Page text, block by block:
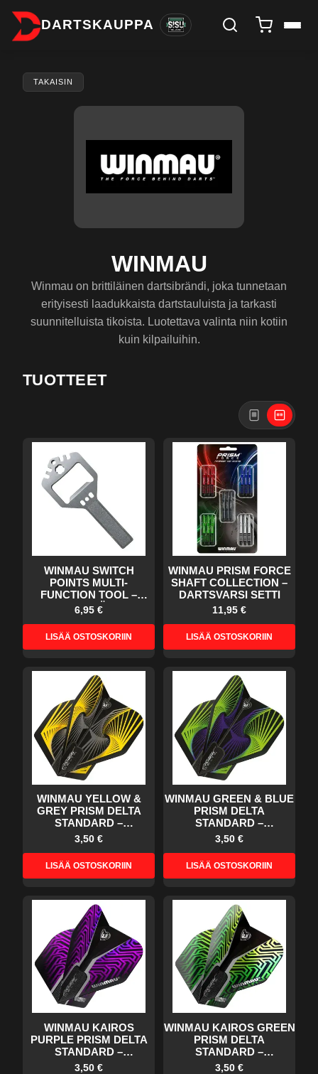
DARTSKAUPPA
TAKAISIN
WINMAU
Winmau on brittiläinen dartsibrändi, joka tunnetaan
erityisesti laadukkaista darts­tauluista ja tarkasti
suunnitelluista tikoista. Luotettava valinta niin kotiin
kuin kilpailuihin.
TUOTTEET
WINMAU SWITCH
POINTS MULTI-
FUNCTION TOOL –
HUOLTOTYÖKALU
TIKOILLE
6,95 €
LISÄÄ OSTOSKORIIN
WINMAU PRISM FORCE
SHAFT COLLECTION –
DARTSVARSI SETTI
11,95 €
LISÄÄ OSTOSKORIIN
WINMAU YELLOW &
GREY PRISM DELTA
STANDARD –
DARTSSULAT
3,50 €
LISÄÄ OSTOSKORIIN
WINMAU GREEN & BLUE
PRISM DELTA
STANDARD –
DARTSSULAT
3,50 €
LISÄÄ OSTOSKORIIN
WINMAU KAIROS
PURPLE PRISM DELTA
STANDARD –
DARTSSULAT
3,50 €
WINMAU KAIROS GREEN
PRISM DELTA
STANDARD –
DARTSSULAT
3,50 €